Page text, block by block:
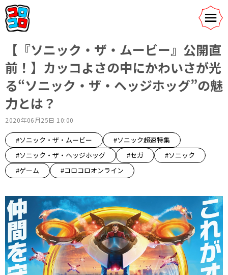
【『ソニック・ザ・ムービー』公開直
前！】カッコよさの中にかわいさが光
る“ソニック・ザ・ヘッジホッグ”の魅
力とは？
2020年06月25日 10:00
#ソニック・ザ・ムービー
#ソニック超速特集
#ソニック・ザ・ヘッジホッグ
#セガ
#ソニック
#ゲーム
#コロコロオンライン